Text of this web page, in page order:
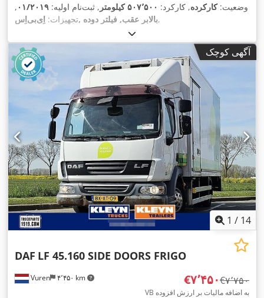
وضعیت:کارکرده, کارکرد: ۵۰۷٬۵۰۰ کیلومتر , ثبت‌نام اولیه: ۰۱/۲۰۱۹ ,
تجهیزات: اِی‌بی‌اِس‎, بالابر عقب, فیلتر دوده,
آگهی کوچک
1 / 14
Vuren ۴٬۴۵۰ km
DAF LF 45.160 SIDE DOORS FRIGO
‎€۷٬۴۵۰ ‎€۷٬۷۵۰
VB به اضافه مالیات بر ارزش افزوده